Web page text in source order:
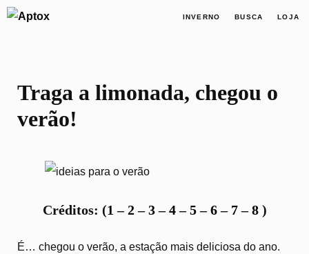
INVERNO BUSCA LOJA
Traga a limonada, chegou o
verão!
Créditos: (1 –2–3–4–5–6– 7–8)
É… chegou o verão, a estação mais deliciosa do ano.